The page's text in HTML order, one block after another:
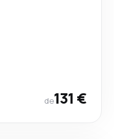
de131 €